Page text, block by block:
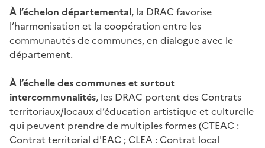
À l’échelon départemental, la DRAC favorise
l’harmonisation et la coopération entre les
communautés de communes, en dialogue avec le
département.
À l’échelle des communes et surtout
intercommunalités, les DRAC portent des Contrats
territoriaux/locaux d’éducation artistique et culturelle
qui peuvent prendre de multiples formes (CTEAC :
Contrat territorial d'EAC ; CLEA : Contrat local